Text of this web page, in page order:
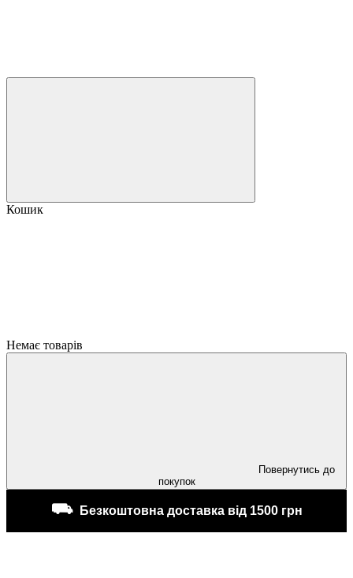
Кошик
Немає товарів
Повернутись до
покупок
⛟ Безкоштовна доставка від 1500 грн